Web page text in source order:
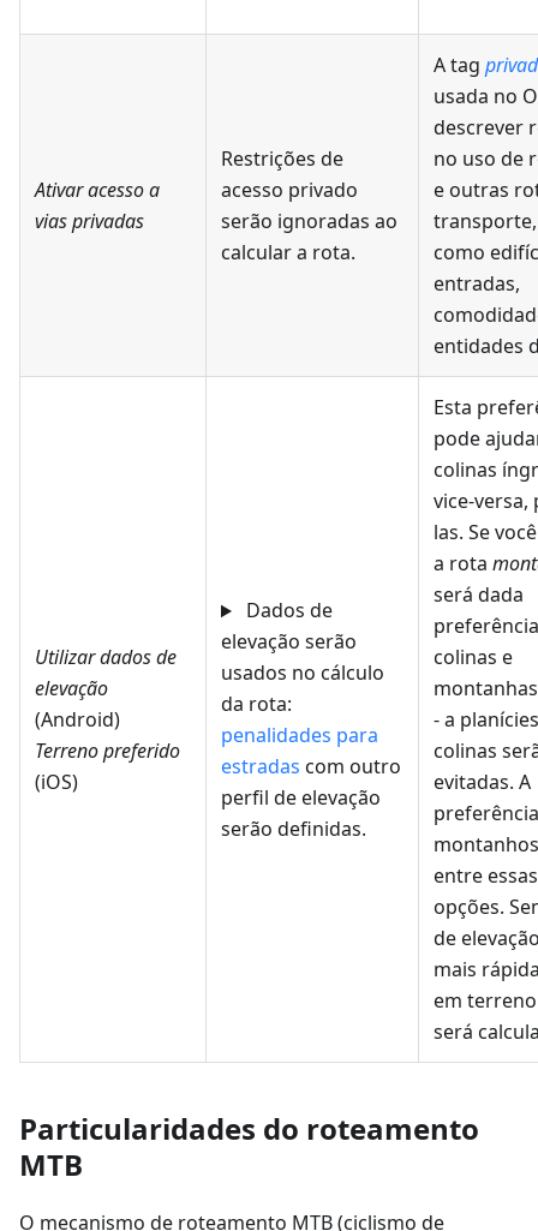
Ativar acesso a
vias privadas
Restrições de
acesso privado
serão ignoradas ao
calcular a rota.
A tag
usada no
descrever
no uso de
e outras
como
entradas,
entidades
Utilizar dados de
elevação
(Android)
Terreno preferido
(iOS)
Dados de
elevação serão
usados no cálculo
da rota:
penalidades para
estradas com outro
perfil de elevação
serão definidas.
Esta
pode
colinas
vice-versa,
las. Se
a rota
será dada
colinas e
- a
colinas
evitadas. A
entre
opções.
de
mais
em
será
Particularidades do roteamento
MTB
O mecanismo de roteamento MTB (ciclismo de